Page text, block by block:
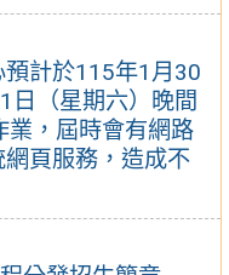
計於115年1月30
日（星期六）晚間
業，屆時會有網路
頁服務，造成不